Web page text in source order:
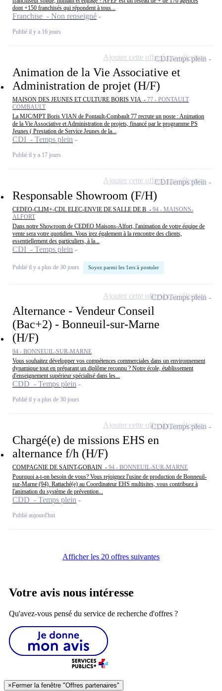
dont +150 franchisés qui répondent à tous...
Franchise - Non renseigné
Publié il y a 16 jours
Animation de la Vie Associative et
Administration de projet (H/F)
MAISON DES JEUNES ET CULTURE BORIS VIA - 77 - PONTAULT
COMBAULT
La MJC/MPT Boris VIAN de Pontault-Combault 77 recrute un poste : Animation
de la Vie Associative et Administration de projets, financé par le programme PS
Jeunes ( Prestation de Service Jeunes de la...
CDI - Temps plein
Publié il y a 17 jours
CDITemps plein
Ajouter cette offre à ma sélection
Responsable Showroom (F/H)
CEDEO-CLIM+-CDL ELEC-ENVIE DE SALLE DE B - 94 - MAISONS-
ALFORT
Dans notre Showroom de CEDEO Maisons-Alfort, l'animation de votre équipe de
vente sera votre quotidien. Vous irez également à la rencontre des clients,
essentiellement des particuliers, à la...
CDI - Temps plein
Publié il y a plus de 30 jours Soyez parmi les 1ers à postuler
CDITemps plein
Ajouter cette offre à ma sélection
Alternance - Vendeur Conseil
(Bac+2) - Bonneuil-sur-Marne
(H/F)
94 - BONNEUIL-SUR-MARNE
Vous souhaitez développer vos compétences commerciales dans un environnement
dynamique tout en préparant un diplôme reconnu ? Notre école, établissement
d'enseignement supérieur spécialisé dans les...
CDD - Temps plein
Publié il y a plus de 30 jours
CDDTemps plein
Ajouter cette offre à ma sélection
Chargé(e) de missions EHS en
alternance f/h (H/F)
COMPAGNIE DE SAINT-GOBAIN - 94 - BONNEUIL-SUR-MARNE
Pourquoi a-t-on besoin de vous? Vous rejoignez l'usine de production de Bonneuil-
sur-Marne (94). Rattaché(e) au Coordinateur EHS multisites, vous contribuez à
l'animation du système de prévention...
CDD - Temps plein
Publié aujourd'hui
CDDTemps plein
Ajouter cette offre à ma sélection
Afficher les 20 offres suivantes
Votre avis nous intéresse
Qu'avez-vous pensé du service de recherche d'offres ?
×Fermer la fenêtre "Offres partenaires"